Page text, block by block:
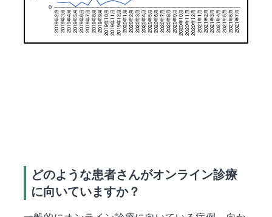
どのような患者さんがオンライン診療
に向いていますか？